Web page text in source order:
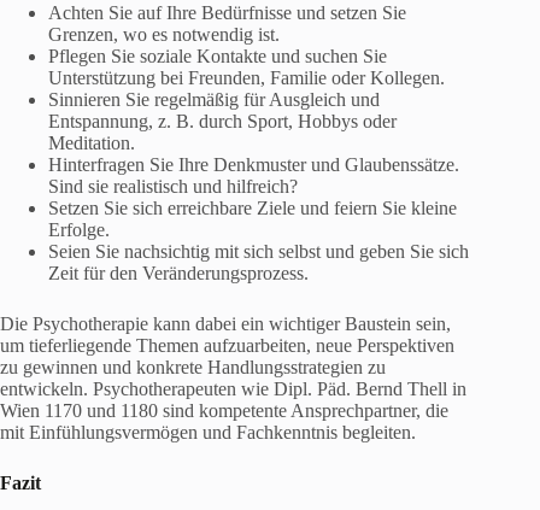
Achten Sie auf Ihre Bedürfnisse und setzen Sie
Grenzen, wo es notwendig ist.
Pflegen Sie soziale Kontakte und suchen Sie
Unterstützung bei Freunden, Familie oder Kollegen.
Sinnieren Sie regelmäßig für Ausgleich und
Entspannung, z. B. durch Sport, Hobbys oder
Meditation.
Hinterfragen Sie Ihre Denkmuster und Glaubenssätze.
Sind sie realistisch und hilfreich?
Setzen Sie sich erreichbare Ziele und feiern Sie kleine
Erfolge.
Seien Sie nachsichtig mit sich selbst und geben Sie sich
Zeit für den Veränderungsprozess.
Die Psychotherapie kann dabei ein wichtiger Baustein sein,
um tieferliegende Themen aufzuarbeiten, neue Perspektiven
zu gewinnen und konkrete Handlungsstrategien zu
entwickeln. Psychotherapeuten wie Dipl. Päd. Bernd Thell in
Wien 1170 und 1180 sind kompetente Ansprechpartner, die
mit Einfühlungsvermögen und Fachkenntnis begleiten.
Fazit